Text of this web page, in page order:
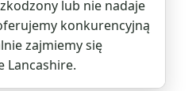
lub nie nadaje
konkurencyjną
zajmiemy się
Lancashire.